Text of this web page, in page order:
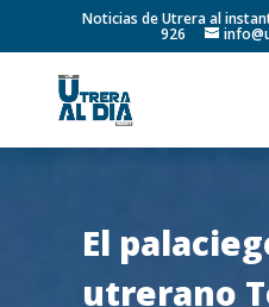
Noticias de Utrera al
926
El
utrerano